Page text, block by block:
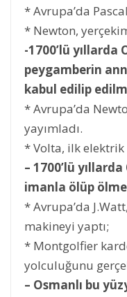
* Avrupa’da
* Newton,
-1700’lü yıllarda
peygamberin
kabul edilip
* Avrupa’da
yayımladı.
* Volta, ilk elektrik
– 1700’lü
imanla ölüp
* Avrupa’da
makineyi yaptı;
* Montgolfier
yolculuğunu
– Osmanlı bu